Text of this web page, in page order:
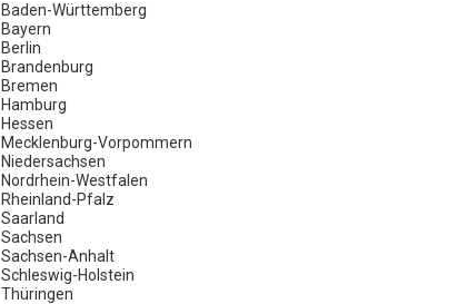
Baden-Württemberg
Bayern
Berlin
Brandenburg
Bremen
Hamburg
Hessen
Mecklenburg-Vorpommern
Niedersachsen
Nordrhein-Westfalen
Rheinland-Pfalz
Saarland
Sachsen
Sachsen-Anhalt
Schleswig-Holstein
Thüringen